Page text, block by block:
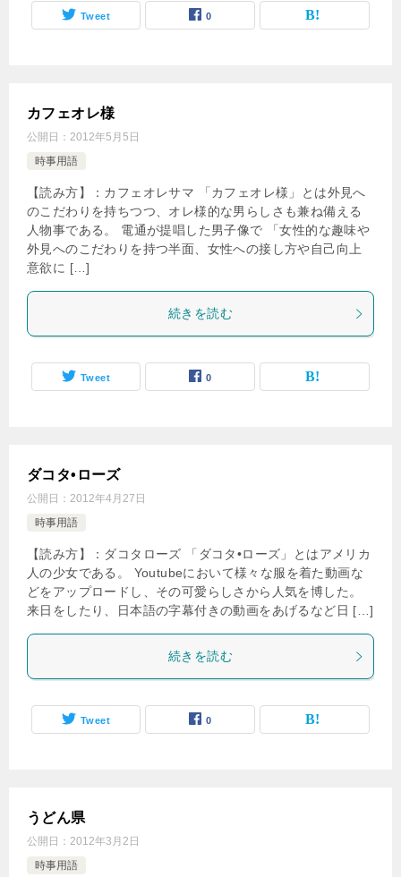
Tweet 0
カフェオレ様
公開日： 2012年5月5日
時事用語
【読み方】：カフェオレサマ 「カフェオレ様」とは外見へ
のこだわりを持ちつつ、オレ様的な男らしさも兼ね備える
人物事である。 電通が提唱した男子像で 「女性的な趣味や
外見へのこだわりを持つ半面、女性への接し方や自己向上
意欲に […]
続きを読む
Tweet 0
ダコタ•ローズ
公開日： 2012年4月27日
時事用語
【読み方】：ダコタローズ 「ダコタ•ローズ」とはアメリカ
人の少女である。 Youtubeにおいて様々な服を着た動画な
どをアップロードし、その可愛らしさから人気を博した。
来日をしたり、日本語の字幕付きの動画をあげるなど日 […]
続きを読む
Tweet 0
うどん県
公開日： 2012年3月2日
時事用語